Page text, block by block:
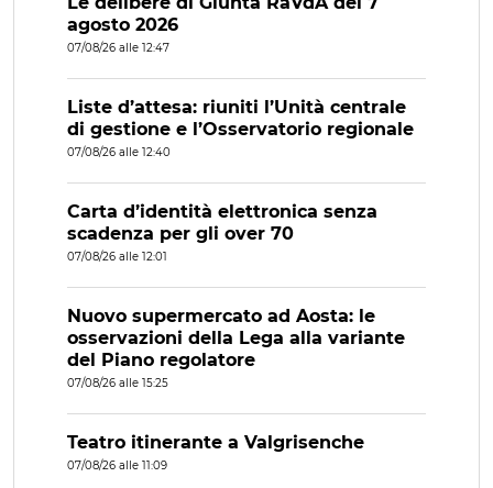
agosto 2026
07/08/26 alle 12:47
Liste d’attesa: riuniti l’Unità centrale
di gestione e l’Osservatorio regionale
07/08/26 alle 12:40
Carta d’identità elettronica senza
scadenza per gli over 70
07/08/26 alle 12:01
Nuovo supermercato ad Aosta: le
osservazioni della Lega alla variante
del Piano regolatore
07/08/26 alle 15:25
Teatro itinerante a Valgrisenche
07/08/26 alle 11:09